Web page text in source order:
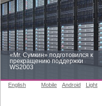
«Mr. Сумкин» подготовился к
прекращению поддержки
WS2003
English Mobile Android Light